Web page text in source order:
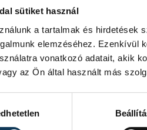
sütiket használ
a tartalmak és hirdetések
elemzéséhez. Ezenkívül
vonatkozó adatait, akik
az Ön által használt más